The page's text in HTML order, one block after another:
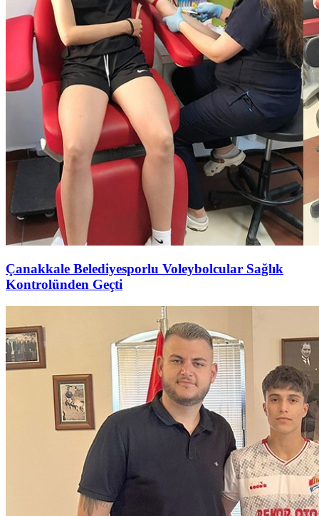
Çanakkale Belediyesporlu Voleybolcular Sağlık
Kontrolünden Geçti